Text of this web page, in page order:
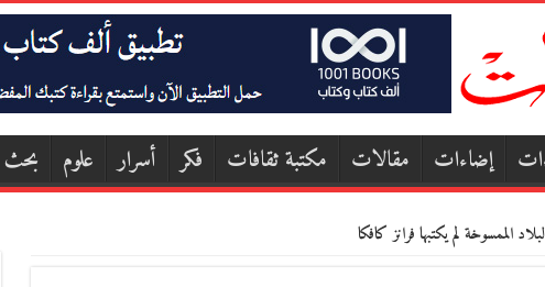
إضاءات مقالات مكتبة ثقافات فكر أسرار علوم بحث
الممسوخة لم يكتبها فرانز كافكا